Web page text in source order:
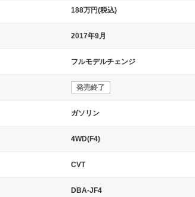
188万円(税込)
2017年9月
フルモデルチェンジ
発売終了
ガソリン
4WD(F4)
CVT
DBA-JF4